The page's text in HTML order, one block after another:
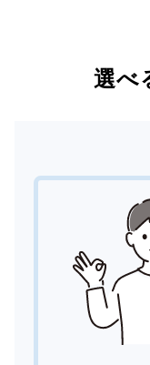
選べ